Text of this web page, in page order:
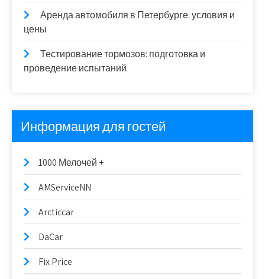
Аренда автомобиля в Петербурге: условия и
цены
Тестирование тормозов: подготовка и
проведение испытаний
Информация для гостей
1000 Мелочей +
AMServiceNN
Arcticcar
DaCar
Fix Price